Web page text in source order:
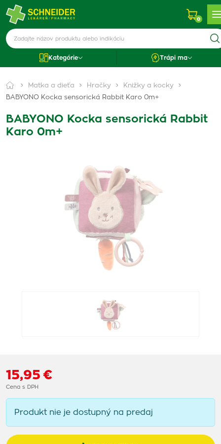
0
Kategórie Trápi ma
Matka a dieťa Hračky
Knižky a kocky
BABYONO Kocka sensorická Rabbit Karo 0m+
BABYONO Kocka sensorická Rabbit
Karo 0m+
15,95 €
Cena s DPH
Produkt nie je dostupný na predaj